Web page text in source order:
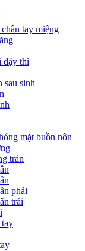
tay miệng
dậy thì
sau sinh
mặt buồn nôn
trán
phải
trái
tay